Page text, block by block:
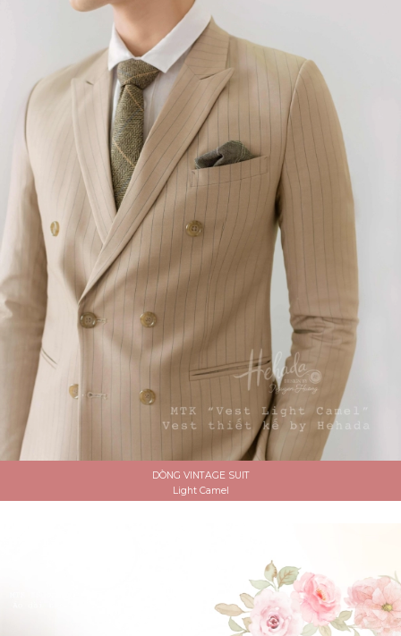
DÒNG VINTAGE SUIT
Light Camel
ĐẶT LỊCH HẸN